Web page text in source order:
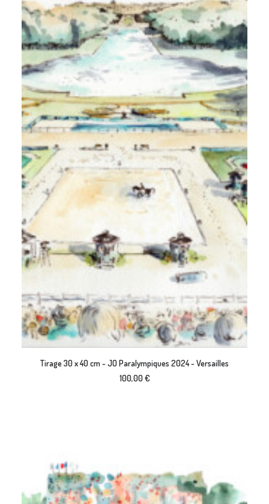
AJOUTER AU PANIER
Tirage 30 x 40 cm - JO Paralympiques 2024 - Versailles
100,00€